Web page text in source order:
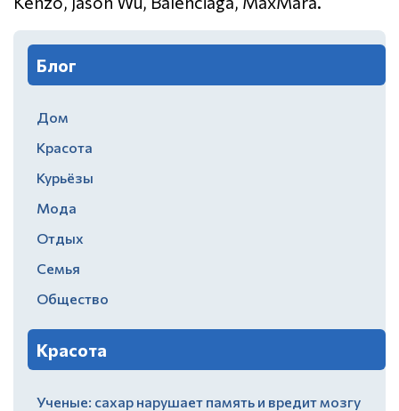
Блог
Дом
Красота
Курьёзы
Мода
Отдых
Семья
Общество
Красота
Ученые: сахар нарушает память и вредит мозгу